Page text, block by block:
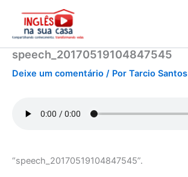
conteúdo
speech_20170519104847545
Deixe um comentário / Por Tarcio Santos
“speech_20170519104847545”.